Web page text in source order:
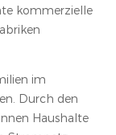
kommerzielle
im
Durch den
Haushalte